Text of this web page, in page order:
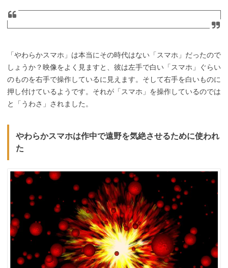
「やわらかスマホ」は本当にその時代はない「スマホ」だったので
しょうか？映像をよく見ますと、彼は左手で白い「スマホ」ぐらい
のものを右手で操作しているに見えます。そして右手を白いものに
押し付けているようです。それが「スマホ」を操作しているのでは
と「うわさ」されました。
やわらかスマホは作中で遠野を気絶させるために使われ
た